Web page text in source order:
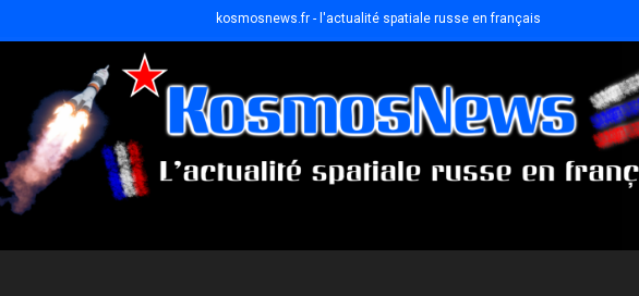
kosmosnews.fr - l'actualité spatiale russe en français